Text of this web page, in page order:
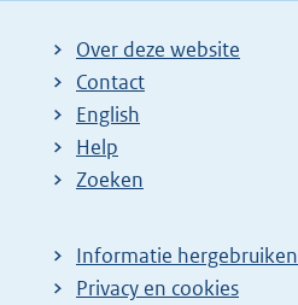
Over deze website
Contact
English
Help
Zoeken
Informatie hergebruiken
Privacy en cookies